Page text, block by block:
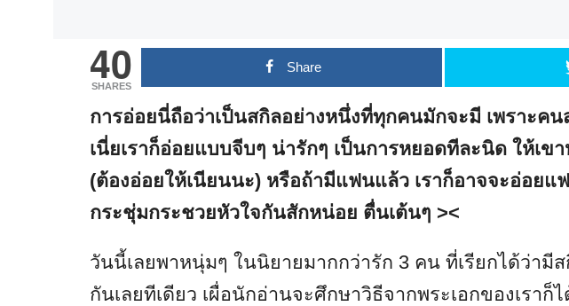
40
SHARES
Share
การอ่อยนี่ถือว่าเป็นสกิลอย่างหนึ่งที่ทุกคนมักจะมี เพราะค
เนี่ยเราก็อ่อยแบบจีบๆ น่ารักๆ เป็นการหยอดทีละนิด ให้เข
(ต้องอ่อยให้เนียนนะ) หรือถ้ามีแฟนแล้ว เราก็อาจจะอ่อยแ
กระชุ่มกระชวยหัวใจกันสักหน่อย ตื่นเต้นๆ ><
วันนี้เลยพาหนุ่มๆ ในนิยายมากกว่ารัก 3 คน ที่เรียกได้ว่ามี
กันเลยทีเดียว เผื่อนักอ่านจะศึกษาวิธีจากพระเอกของเราก็